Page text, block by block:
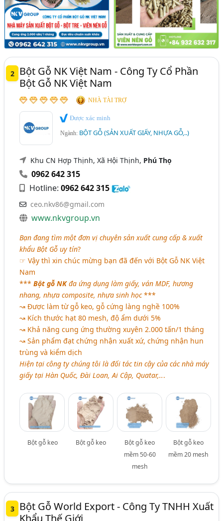
2
Bột Gỗ NK Việt Nam - Công Ty Cổ Phần
Bột Gỗ NK Việt Nam
NHÀ TÀI TRỢ
Được xác minh
Ngành: BỘT GỖ (SẢN XUẤT GIẤY, NHỰA GỖ,..)
Khu CN Hợp Thịnh, Xã Hội Thịnh, Phú Thọ
0962 642 315
Hotline:0962 642 315
ceo.nkv86@gmail.com
www.nkvgroup.vn
Bạn đang tìm một đơn vị chuyên sản xuất cung cấp & xuất
khẩu Bột Gỗ uy tín?
☞ Vậy thì xin chúc mừng bạn đã đến với Bột Gỗ NK Việt
Nam
***Bột gỗ NKđa ứng dụng làm giấy, ván MDF, hương
nhang, nhựa composite, nhựa sinh học***
↝ Được làm từ gỗ keo, gỗ cứng làng nghề 100%
↝ Kích thước hạt 80 mesh, độ ẩm dưới 5%
↝ Khả năng cung ứng thường xuyên 2.000 tấn/1 tháng
↝ Sản phẩm đạt chứng nhận xuất xứ, chứng nhận hun
trùng và kiểm dịch
Hiện tại công ty chúng tôi là đối tác tin cậy của các nhà máy
giấy tại Hàn Quốc, Đài Loan, Ai Cập, Quatar,...
Bột gỗ keo Bột gỗ keo
Bột gỗ keo
mềm 50-60
mesh
Bột gỗ keo
mềm 20 mesh
3
Bột Gỗ World Export - Công Ty TNHH Xuất
Khẩu Thế Giới